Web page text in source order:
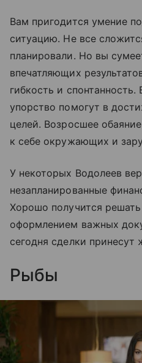
Вам пригодится умение
ситуацию. Не все
планировали. Но вы
впечатляющих
гибкость и
упорство помогут в
целей. Возросшее
к себе окружающих и
У некоторых Водолеев
незапланированные
Хорошо получится
оформлением важных
сегодня сделки
Рыбы